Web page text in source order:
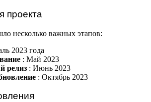
проекта
несколько важных этапов:
2023 года
: Май 2023
релиз : Июнь 2023
: Октябрь 2023